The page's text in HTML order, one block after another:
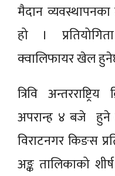
मैदान
हो ।
क्वालिफायर खेल
त्रिवि
अपरान्ह ४ बजे हुने
विराटनगर किङस
अङ्क तालिकाको